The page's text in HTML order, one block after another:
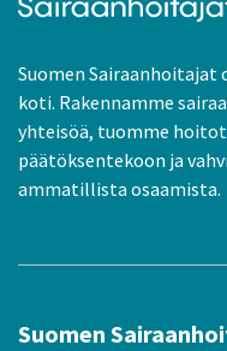
Suomen
koti. Rakennamme
yhteisöä, tuomme
päätöksentekoon ja
ammatillista osaamista.
Suomen